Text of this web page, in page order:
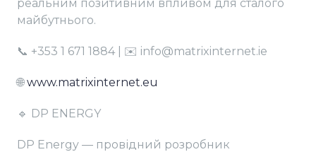
реальним позитивним впливом для сталого
майбутнього.
📞 +353 1 671 1884 | ✉️ info@matrixinternet.ie
🌐www.matrixinternet.eu
🔹 DP ENERGY
DP Energy — провідний розробник